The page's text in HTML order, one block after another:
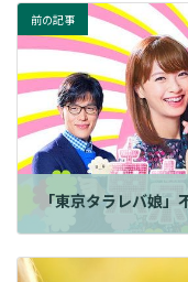
前の記事
「東京タラレバ娘